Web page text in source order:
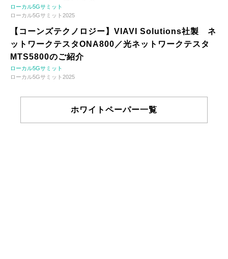
ローカル5Gサミット
ローカル5Gサミット2025
【コーンズテクノロジー】VIAVI Solutions社製 ネ
ットワークテスタONA800／光ネットワークテスタ
MTS5800のご紹介
ローカル5Gサミット
ローカル5Gサミット2025
ホワイトペーパー一覧